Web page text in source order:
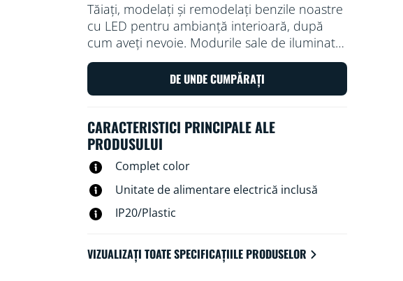
Tăiați, modelați și remodelați benzile noastre
cu LED pentru ambianță interioară, după
cum aveți nevoie. Modurile sale de iluminat
colorat și dinamic înfrumusețează spațiul de
sub dulapuri sau din spatele mobilierului, iar
lumina sa ambientală creează atmosfera
relaxați.
DE UNDE CUMPĂRAȚI
CARACTERISTICI PRINCIPALE ALE
PRODUSULUI
Complet color
Unitate de alimentare electrică inclusă
IP20/Plastic
VIZUALIZAȚI TOATE SPECIFICAȚIILE PRODUSELOR